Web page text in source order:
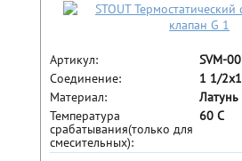
Артикул:
SVM-
Соединение:
1 1/
Материал:
Латунь
Температура
срабатывания(только для
смесительных):
60 С